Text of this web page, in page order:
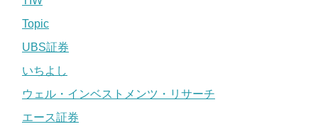
Topic
UBS証券
いちよし
ウェル・インベストメンツ・リサーチ
エース証券